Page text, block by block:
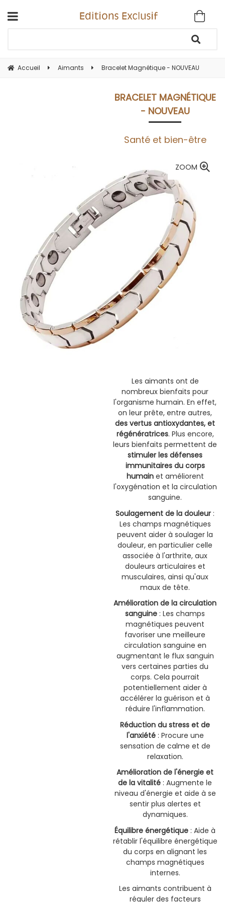
Accueil Aimants Bracelet Magnétique - NOUVEAU
BRACELET MAGNÉTIQUE
- NOUVEAU
Santé et bien-être
ZOOM
Les aimants ont de
nombreux bienfaits pour
l'organisme humain. En effet,
on leur prête, entre autres,
des vertus antioxydantes, et
régénératrices. Plus encore,
leurs bienfaits permettent de
stimuler les défenses
immunitaires du corps
humain et améliorent
l'oxygénation et la circulation
sanguine.
Soulagement de la douleur :
Les champs magnétiques
peuvent aider à soulager la
douleur, en particulier celle
associée à l'arthrite, aux
douleurs articulaires et
musculaires, ainsi qu'aux
maux de tête.
Amélioration de la circulation
sanguine : Les champs
magnétiques peuvent
favoriser une meilleure
circulation sanguine en
augmentant le flux sanguin
vers certaines parties du
corps. Cela pourrait
potentiellement aider à
accélérer la guérison et à
réduire l'inflammation.
Réduction du stress et de
l'anxiété : Procure une
sensation de calme et de
relaxation.
Amélioration de l'énergie et
de la vitalité : Augmente le
niveau d'énergie et aide à se
sentir plus alertes et
dynamiques.
Équilibre énergétique : Aide à
rétablir l'équilibre énergétique
du corps en alignant les
champs magnétiques
internes.
Les aimants contribuent à
réguler des facteurs